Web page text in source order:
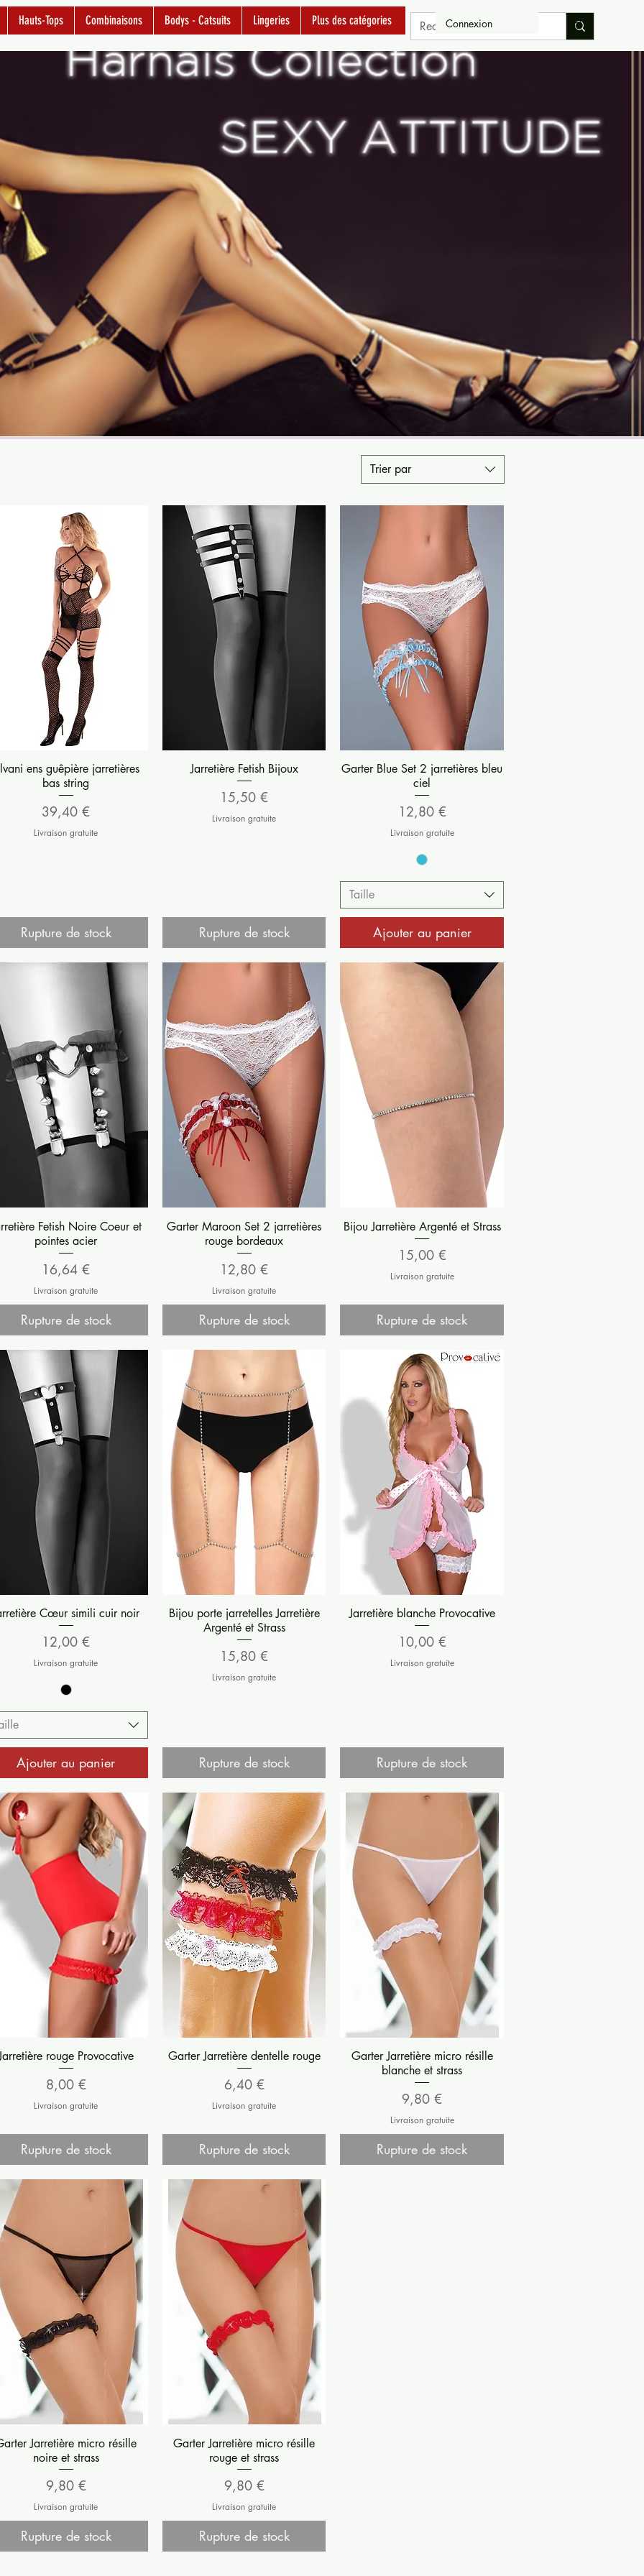
Hauts-Tops Combinaisons Bodys - Catsuits Lingeries Plus des catégories Connexion
Trier par
Aperçu rapide
ens guêpière jarretières
bas string
Prix
39,40 €
Livraison gratuite
Rupture de stock
Aperçu rapide
Jarretière Fetish Bijoux
Prix
15,50 €
Livraison gratuite
Rupture de stock
Aperçu rapide
Garter Blue Set 2 jarretières bleu
ciel
Prix
12,80 €
Livraison gratuite
Taille
Ajouter au panier
Aperçu rapide
Fetish Noire Coeur et
pointes acier
Prix
16,64 €
Livraison gratuite
Rupture de stock
Aperçu rapide
Garter Maroon Set 2 jarretières
rouge bordeaux
Prix
12,80 €
Livraison gratuite
Rupture de stock
Aperçu rapide
Bijou Jarretière Argenté et Strass
Prix
15,00 €
Livraison gratuite
Rupture de stock
Aperçu rapide
Cœur simili cuir noir
Prix
12,00 €
Livraison gratuite
Ajouter au panier
Aperçu rapide
Bijou porte jarretelles Jarretière
Argenté et Strass
Prix
15,80 €
Livraison gratuite
Rupture de stock
Aperçu rapide
Jarretière blanche Provocative
Prix
10,00 €
Livraison gratuite
Rupture de stock
Aperçu rapide
rouge Provocative
Prix
8,00 €
Livraison gratuite
Rupture de stock
Aperçu rapide
Garter Jarretière dentelle rouge
Prix
6,40 €
Livraison gratuite
Rupture de stock
Aperçu rapide
Garter Jarretière micro résille
blanche et strass
Prix
9,80 €
Livraison gratuite
Rupture de stock
Aperçu rapide
Jarretière micro résille
noire et strass
Prix
9,80 €
Livraison gratuite
Rupture de stock
Aperçu rapide
Garter Jarretière micro résille
rouge et strass
Prix
9,80 €
Livraison gratuite
Rupture de stock